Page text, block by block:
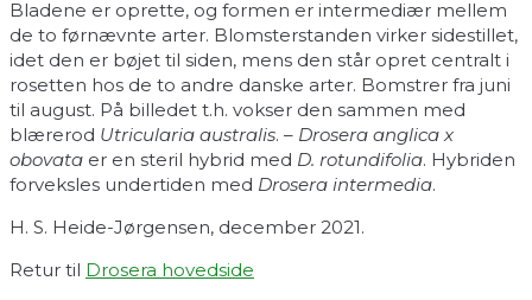
Bladene er oprette, og formen er intermediær mellem
de to førnævnte arter. Blomsterstanden virker sidestillet,
idet den er bøjet til siden, mens den står opret centralt i
rosetten hos de to andre danske arter. Bomstrer fra juni
til august. På billedet t.h. vokser den sammen med
blærerod Utricularia australis. – Drosera anglica x
obovata er en steril hybrid med D. rotundifolia. Hybriden
forveksles undertiden med Drosera intermedia.
H. S. Heide-Jørgensen, december 2021.
Retur til Drosera hovedside